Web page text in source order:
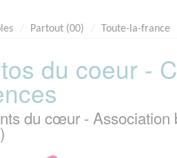
Partout (00) Toute-la-france
du coeur -
du cœur -